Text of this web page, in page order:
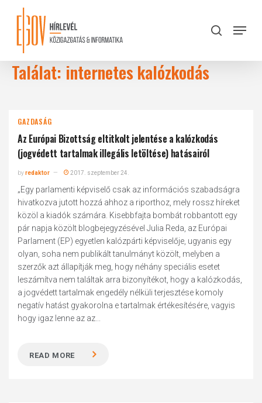
content
search
Menu
Találat: internetes kalózkodás
GAZDASÁG
Az Európai Bizottság eltitkolt jelentése a kalózkodás
(jogvédett tartalmak illegális letöltése) hatásairól
byredaktor 2017. szeptember 24.
„Egy parlamenti képviselő csak az információs szabadságra
hivatkozva jutott hozzá ahhoz a riporthoz, mely rossz híreket
közöl a kiadók számára. Kisebbfajta bombát robbantott egy
pár napja közölt blogbejegyzésével Julia Reda, az Európai
Parlament (EP) egyetlen kalózpárti képviselője, ugyanis egy
olyan, soha nem publikált tanulmányt közölt, melyben a
szerzők azt állapítják meg, hogy néhány speciális esetet
leszámítva nem találtak arra bizonyítékot, hogy a kalózkodás,
a jogvédett tartalmak engedély nélküli terjesztése komoly
negatív hatást gyakorolna e tartalmak értékesítésére, vagyis
hogy igaz lenne az az...
READ MORE
Close